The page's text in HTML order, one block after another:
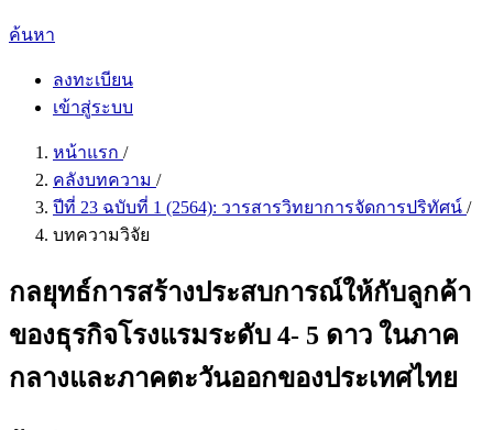
ค้นหา
ลงทะเบียน
เข้าสู่ระบบ
หน้าแรก /
คลังบทความ /
ปีที่ 23 ฉบับที่ 1 (2564): วารสารวิทยาการจัดการปริทัศน์ /
บทความวิจัย
กลยุทธ์การสร้างประสบการณ์ให้กับลูกค้า
ของธุรกิจโรงแรมระดับ 4- 5 ดาว ในภาค
กลางและภาคตะวันออกของประเทศไทย